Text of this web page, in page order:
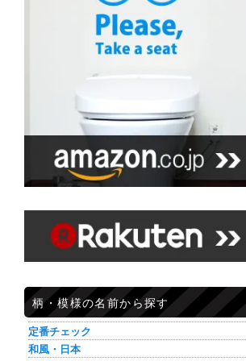
柄・模様の名前から探す
定番チェック
和風・日本